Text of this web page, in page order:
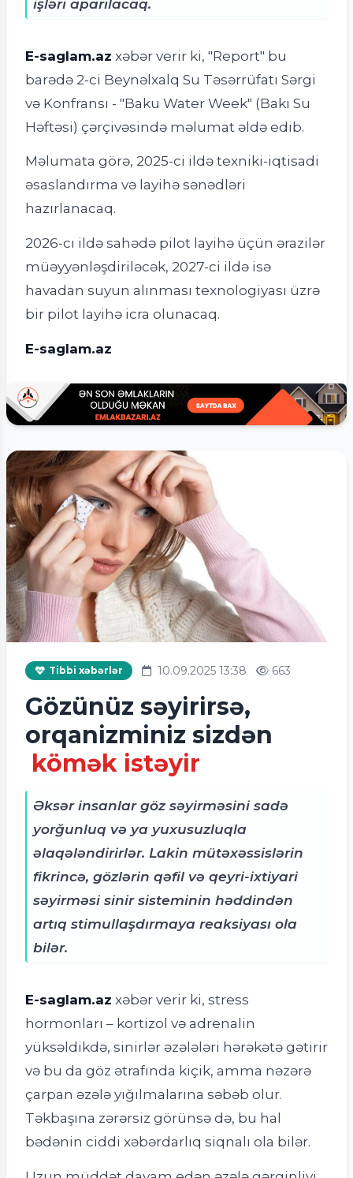
E-saglam.az xəbər verir ki, "Report" bu
barədə 2-ci Beynəlxalq Su Təsərrüfatı Sərgi
və Konfransı - "Baku Water Week" (Bakı Su
Həftəsi) çərçivəsində məlumat əldə edib.
Məlumata görə, 2025-ci ildə texniki-iqtisadi
əsaslandırma və layihə sənədləri
hazırlanacaq.
2026-cı ildə sahədə pilot layihə üçün ərazilər
müəyyənləşdiriləcək, 2027-ci ildə isə
havadan suyun alınması texnologiyası üzrə
bir pilot layihə icra olunacaq.
E-saglam.az
Tibbi xəbərlər 10.09.2025 13:38 663
Gözünüz səyirirsə,
orqanizminiz sizdən
kömək istəyir
Əksər insanlar göz səyirməsini sadə
yorğunluq və ya yuxusuzluqla
əlaqələndirirlər. Lakin mütəxəssislərin
fikrincə, gözlərin qəfil və qeyri-ixtiyari
səyirməsi sinir sisteminin həddindən
artıq stimullaşdırmaya reaksiyası ola
bilər.
E-saglam.az xəbər verir ki, stress
hormonları – kortizol və adrenalin
yüksəldikdə, sinirlər əzələləri hərəkətə gətirir
və bu da göz ətrafında kiçik, amma nəzərə
çarpan əzələ yığılmalarına səbəb olur.
Təkbaşına zərərsiz görünsə də, bu hal
bədənin ciddi xəbərdarlıq siqnalı ola bilər.